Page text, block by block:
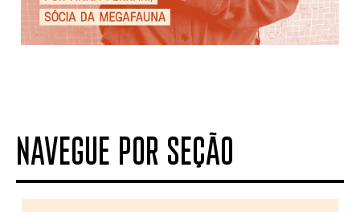
NAVEGUE POR SEÇÃO